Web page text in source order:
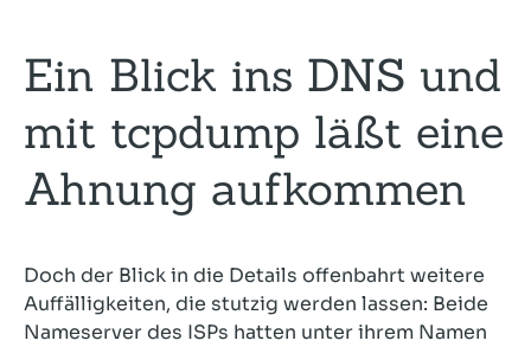
Ein Blick ins DNS und
mit tcpdump läßt eine
Ahnung aufkommen
Doch der Blick in die Details offenbahrt weitere
Auffälligkeiten, die stutzig werden lassen: Beide
Nameserver des ISPs hatten unter ihrem Namen